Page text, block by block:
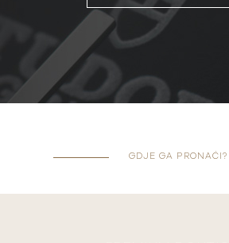
GDJE GA PRONAĆI?